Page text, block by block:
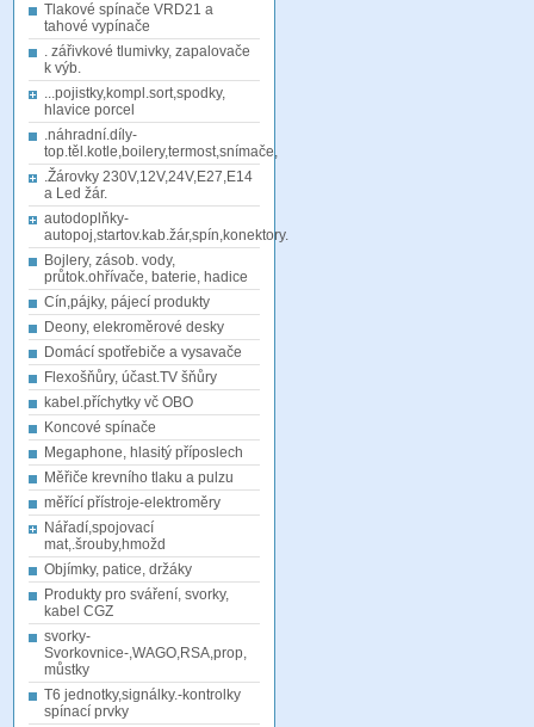
Tlakové spínače VRD21 a
tahové vypínače
. zářivkové tlumivky, zapalovače
k výb.
...pojistky,kompl.sort,spodky,
hlavice porcel
.náhradní.díly-
top.těl.kotle,boilery,termost,snímače,
.Žárovky 230V,12V,24V,E27,E14
a Led žár.
autodoplňky-
autopoj,startov.kab.žár,spín,konektory.
Bojlery, zásob. vody,
průtok.ohřívače, baterie, hadice
Cín,pájky, pájecí produkty
Deony, elekroměrové desky
Domácí spotřebiče a vysavače
Flexošňůry, účast.TV šňůry
kabel.příchytky vč OBO
Koncové spínače
Megaphone, hlasitý příposlech
Měřiče krevního tlaku a pulzu
měřící přístroje-elektroměry
Nářadí,spojovací
mat,.šrouby,hmožd
Objímky, patice, držáky
Produkty pro sváření, svorky,
kabel CGZ
svorky-
Svorkovnice-,WAGO,RSA,prop,
můstky
T6 jednotky,signálky.-kontrolky
spínací prvky